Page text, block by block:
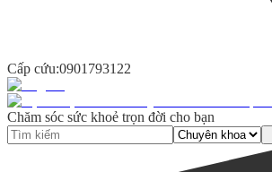
Cấp cứu:0901793122
Chăm sóc sức khoẻ trọn đời cho bạn